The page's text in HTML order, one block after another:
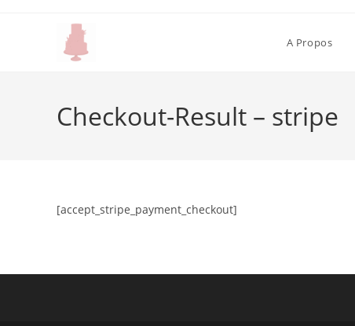
A Propos
Checkout-Result – stripe
[accept_stripe_payment_checkout]